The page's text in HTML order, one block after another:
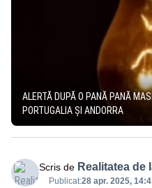
ALERTĂ DUPĂ O PANĂ PANĂ
PORTUGALIA ȘI ANDORRA
Scris de Realitatea de
Publicat:28 apr. 2025,